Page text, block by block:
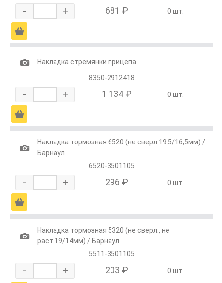
- + 681 ₽ 0 шт.
Ä
1
Накладка стремянки прицепа
8350-2912418
- + 1 134 ₽ 0 шт.
Ä
1
Накладка тормозная 6520 (не сверл.19,5/16,5мм) /
Барнаул
6520-3501105
- + 296 ₽ 0 шт.
Ä
1
Накладка тормозная 5320 (не сверл., не
раст.19/14мм) / Барнаул
5511-3501105
- + 203 ₽ 0 шт.